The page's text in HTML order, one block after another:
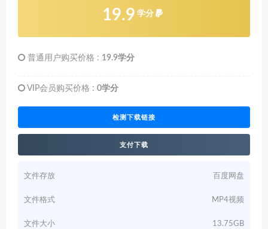
19.9 学分
普通用户购买价格 : 19.9学分
VIP会员购买价格 : 0学分
检测下载链接
支付下载
文件存放 百度网盘
文件格式 MP4视频
文件大小 13.75GB